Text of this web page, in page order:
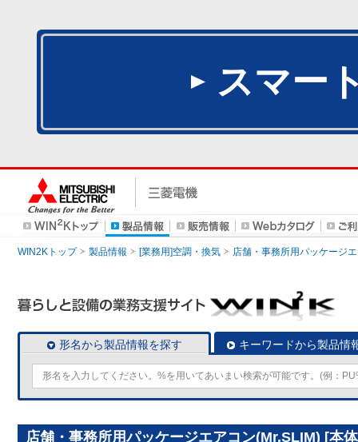
スマー
WIN2Kトップ 製品情報 [業務用]空調・換気 店舗・事務所用パッケージ
形名から製品情報を探す キーワードから製品情
店舗・事務所用パッケージエアコン(Mr.SLIM) [本